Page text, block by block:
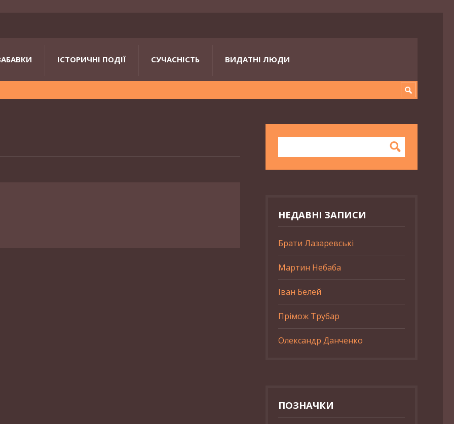
ІСТОРИЧНІ ПОДІЇ СУЧАСНІСТЬ ВИДАТНІ ЛЮДИ
НЕДАВНІ ЗАПИСИ
Брати Лазаревські
Мартин Небаба
Іван Белей
Прімож Трубар
Олександр Данченко
ПОЗНАЧКИ